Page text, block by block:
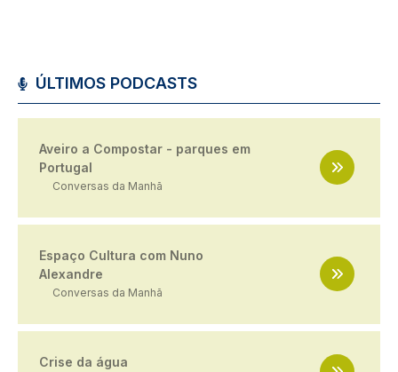
ÚLTIMOS PODCASTS
Aveiro a Compostar - parques em
Portugal
Conversas da Manhã
Espaço Cultura com Nuno
Alexandre
Conversas da Manhã
Crise da água